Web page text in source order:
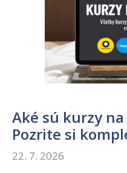
Aké sú kurzy
Pozrite si
22. 7. 2026